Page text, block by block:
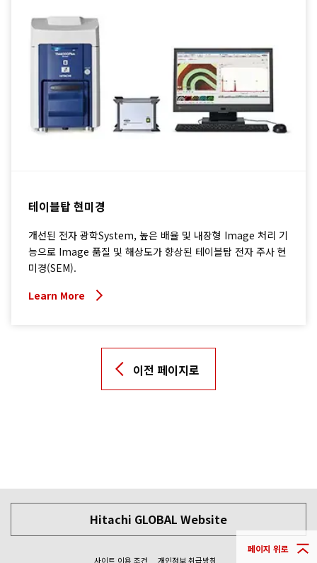
테이블탑 현미경
개선된 전자 광학System, 높은 배율 및 내장형 Image 처리 기
능으로 Image 품질 및 해상도가 향상된 테이블탑 전자 주사 현
미경(SEM).
Learn More
이전 페이지로
페이지 위로
Hitachi GLOBAL Website
사이트 이용 조건 개인정보 취급방침